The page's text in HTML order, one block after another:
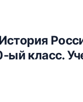
ый класс.